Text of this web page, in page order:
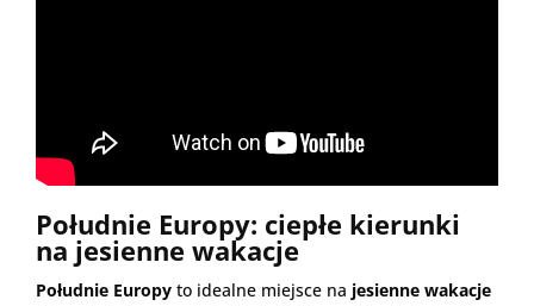
Południe Europy: ciepłe kierunki
na jesienne wakacje
Południe Europy to idealne miejsce na jesienne wakacje